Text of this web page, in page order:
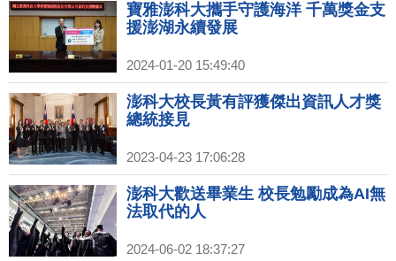
寶雅澎科大攜手守護海洋 千萬獎金支
援澎湖永續發展
2024-01-20 15:49:40
澎科大校長黃有評獲傑出資訊人才獎
總統接見
2023-04-23 17:06:28
澎科大歡送畢業生 校長勉勵成為AI無
法取代的人
2024-06-02 18:37:27